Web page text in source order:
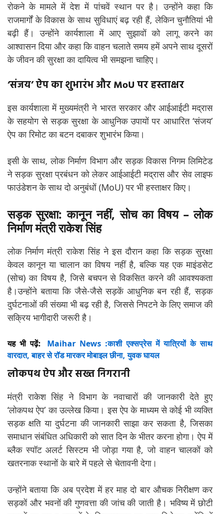
रोकने के मामले में देश में पांचवें स्थान पर है। उन्होंने कहा कि
राजमार्गों के विकास के साथ सुविधाएं बढ़ रही हैं, लेकिन चुनौतियां भी
बढ़ी हैं। उन्होंने कार्यशाला में आए सुझावों को लागू करने का
आश्वासन दिया और कहा कि वाहन चलाते समय हमें अपने साथ दूसरों
के जीवन की सुरक्षा का दायित्व भी समझना चाहिए।
‘संजय’ ऐप का शुभारंभ और MoU पर हस्ताक्षर
इस कार्यशाला में मुख्यमंत्री ने भारत सरकार और आईआईटी मद्रास
के सहयोग से सड़क सुरक्षा के आधुनिक उपायों पर आधारित ‘संजय’
ऐप का रिमोट का बटन दबाकर शुभारंभ किया।
इसी के साथ, लोक निर्माण विभाग और सड़क विकास निगम लिमिटेड
ने सड़क सुरक्षा प्रबंधन को लेकर आईआईटी मद्रास और सेव लाइफ
फाउंडेशन के साथ दो अनुबंधों (MoU) पर भी हस्ताक्षर किए।
सड़क सुरक्षा: कानून नहीं, सोच का विषय – लोक
निर्माण मंत्री राकेश सिंह
लोक निर्माण मंत्री राकेश सिंह ने इस दौरान कहा कि सड़क सुरक्षा
केवल कानून या चालान का विषय नहीं है, बल्कि यह एक माइंडसेट
(सोच) का विषय है, जिसे बचपन से विकसित करने की आवश्यकता
है।उन्होंने बताया कि जैसे-जैसे सड़कें आधुनिक बन रही हैं, सड़क
दुर्घटनाओं की संख्या भी बढ़ रही है, जिससे निपटने के लिए समाज की
सक्रिय भागीदारी जरूरी है।
यह भी पढ़ें:
Maihar News :काशी एक्सप्रेस में यात्रियों के साथ
वारदात, बाहर से रॉड मारकर मोबाइल छीना, युवक घायल
लोकपथ ऐप और सख्त निगरानी
मंत्री राकेश सिंह ने विभाग के नवाचारों की जानकारी देते हुए
‘लोकपथ ऐप’ का उल्लेख किया। इस ऐप के माध्यम से कोई भी व्यक्ति
सड़क क्षति या दुर्घटना की जानकारी साझा कर सकता है, जिसका
समाधान संबंधित अधिकारी को सात दिन के भीतर करना होगा। ऐप में
ब्लैक स्पॉट अलर्ट सिस्टम भी जोड़ा गया है, जो वाहन चालकों को
खतरनाक स्थानों के बारे में पहले से चेतावनी देगा।
उन्होंने बताया कि अब प्रदेश में हर माह दो बार औचक निरीक्षण कर
सड़कों और भवनों की गुणवत्ता की जांच की जाती है। भविष्य में छोटी